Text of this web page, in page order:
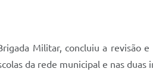
Militar, concluiu a revisão
da rede municipal e nas duas